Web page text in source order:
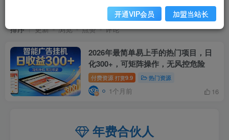
排序 更新 浏览 点赞 评论
2026年最简单易上手的热门项目，日
化300+，可矩阵操作，无风控危险
付费资源 打赏9.9 热门资源
1个月前 16
年费合伙人
开通VIP会员 加盟当站长